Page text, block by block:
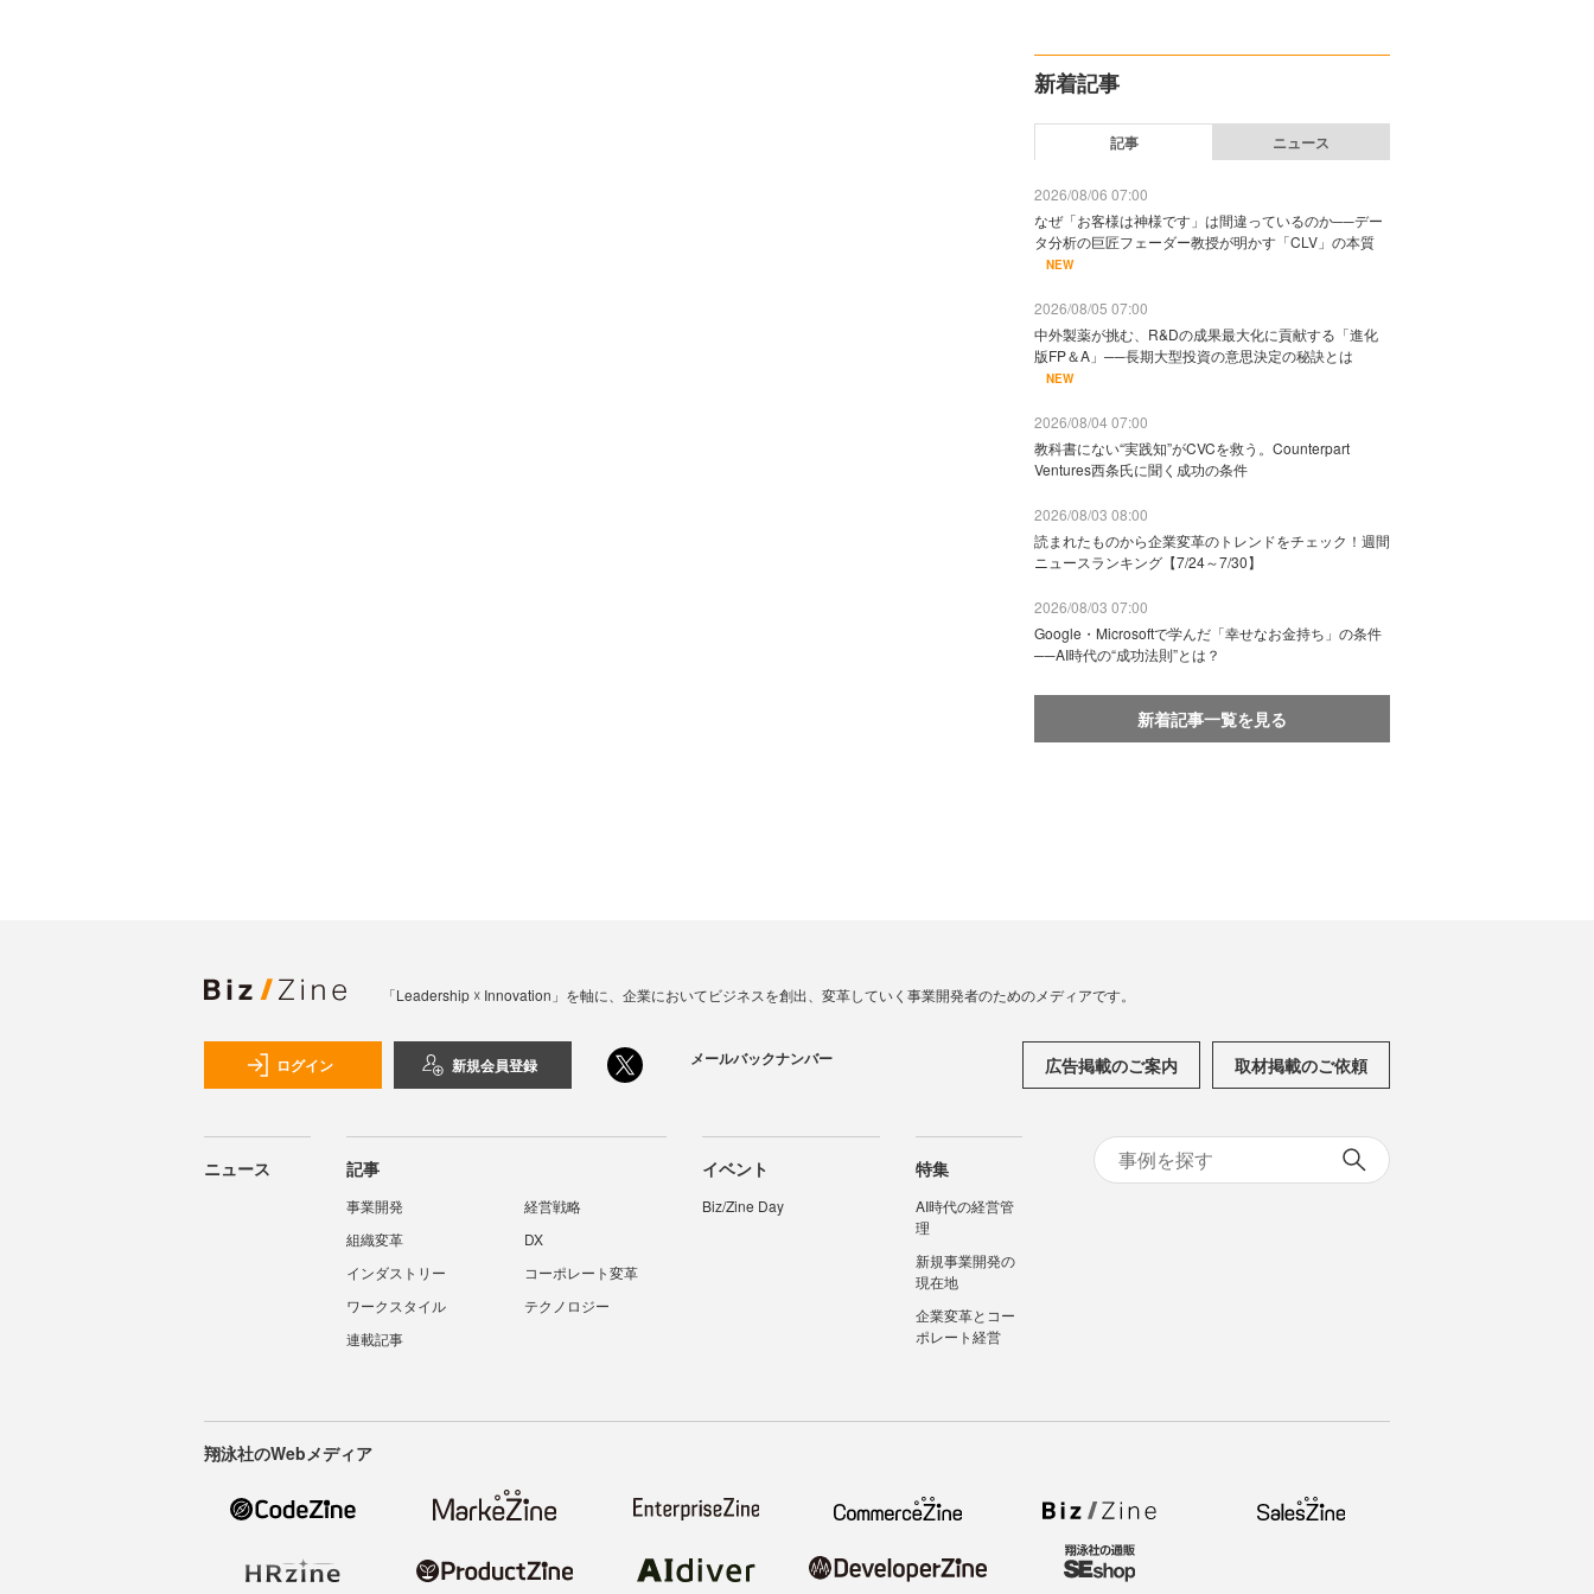
新着記事
記事 ニュース
2026/08/06 07:00
なぜ「お客様は神様です」は間違っているのか──デー
タ分析の巨匠フェーダー教授が明かす「CLV」の本質
NEW
2026/08/05 07:00
中外製薬が挑む、R&Dの成果最大化に貢献する「進化
版FP＆A」──長期大型投資の意思決定の秘訣とは
NEW
2026/08/04 07:00
教科書にない“実践知”がCVCを救う。Counterpart
Ventures西条氏に聞く成功の条件
2026/08/03 08:00
読まれたものから企業変革のトレンドをチェック！週間
ニュースランキング【7/24～7/30】
2026/08/03 07:00
Google・Microsoftで学んだ「幸せなお金持ち」の条件
──AI時代の“成功法則”とは？
新着記事一覧を見る
「Leadership ☓ Innovation」を軸に、企業においてビジネスを創出、変革していく事業開発者のためのメディアです。
ログイン 新規会員登録 メールバックナンバー 広告掲載のご案内 取材掲載のご依頼
ニュース 記事
事業開発
経営戦略
組織変革
DX
インダストリー
コーポレート変革
ワークスタイル
テクノロジー
連載記事
イベント
Biz/Zine Day
特集
AI時代の経営管
理
新規事業開発の
現在地
企業変革とコー
ポレート経営
翔泳社のWebメディア